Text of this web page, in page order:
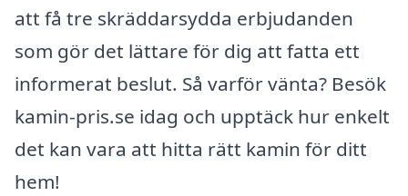
att få tre skräddarsydda erbjudanden
som gör det lättare för dig att fatta ett
informerat beslut. Så varför vänta? Besök
kamin-pris.se idag och upptäck hur enkelt
det kan vara att hitta rätt kamin för ditt
hem!